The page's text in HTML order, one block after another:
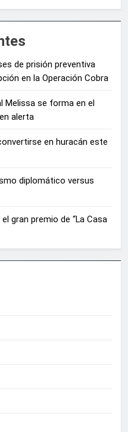
de prisión preventiva
en la Operación Cobra
Melissa se forma en el
alerta
en huracán este
diplomático versus
gran premio de “La Casa